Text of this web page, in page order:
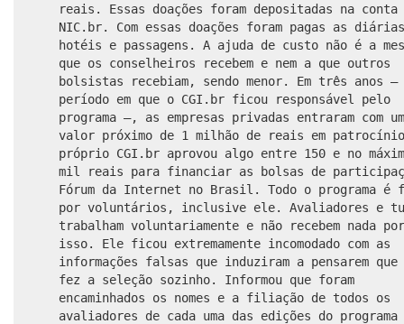
reais. Essas doações foram depositadas na conta
NIC.br. Com essas doações foram pagas as
hotéis e passagens. A ajuda de custo não é a
que os conselheiros recebem e nem a que outros
bolsistas recebiam, sendo menor. Em três anos –
período em que o CGI.br ficou responsável pelo
programa –, as empresas privadas entraram com um
valor próximo de 1 milhão de reais em
próprio CGI.br aprovou algo entre 150 e no
mil reais para financiar as bolsas de
Fórum da Internet no Brasil. Todo o programa é
por voluntários, inclusive ele. Avaliadores e
trabalham voluntariamente e não recebem nada por
isso. Ele ficou extremamente incomodado com as
informações falsas que induziram a pensarem
fez a seleção sozinho. Informou que foram
encaminhados os nomes e a filiação de todos os
avaliadores de cada uma das edições do programa